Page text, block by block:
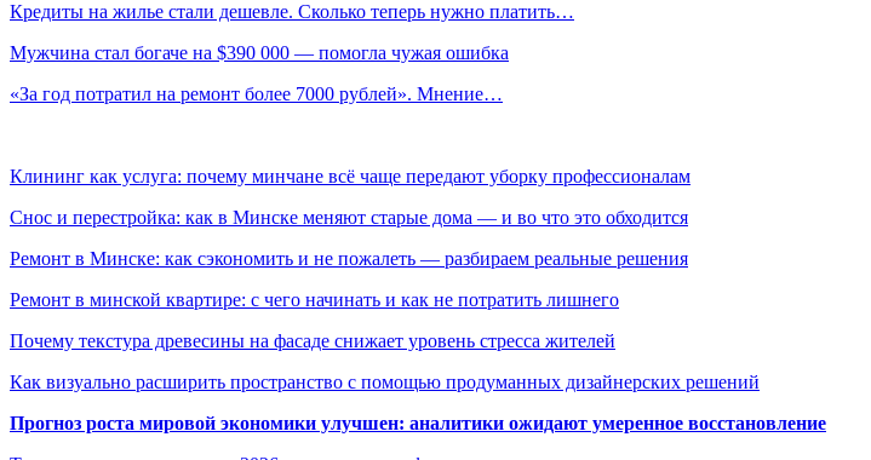
Кредиты на жилье стали дешевле. Сколько теперь нужно платить…
Мужчина стал богаче на $390 000 — помогла чужая ошибка
«За год потратил на ремонт более 7000 рублей». Мнение…
Клининг как услуга: почему минчане всё чаще передают уборку профессионалам
Снос и перестройка: как в Минске меняют старые дома — и во что это обходится
Ремонт в Минске: как сэкономить и не пожалеть — разбираем реальные решения
Ремонт в минской квартире: с чего начинать и как не потратить лишнего
Почему текстура древесины на фасаде снижает уровень стресса жителей
Как визуально расширить пространство с помощью продуманных дизайнерских решений
Прогноз роста мировой экономики улучшен: аналитики ожидают умеренное восстановление